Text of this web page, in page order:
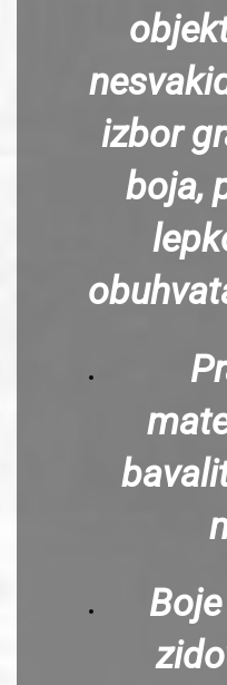
izbor
boja,